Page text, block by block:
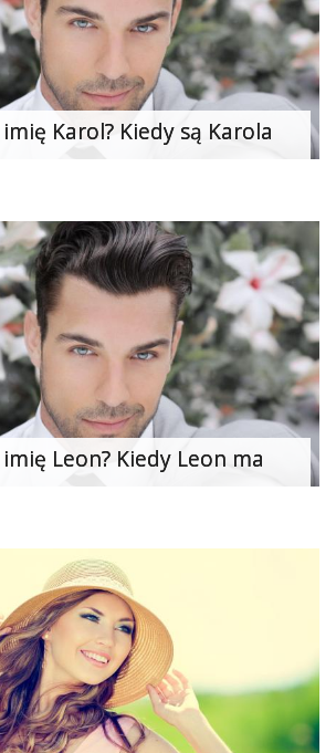
Karol? Kiedy są Karola
Leon? Kiedy Leon ma